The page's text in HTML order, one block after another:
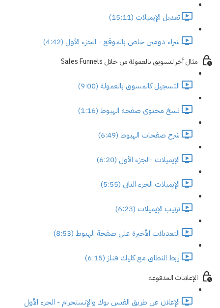
تعديل الإيميلات (15:11)
شراء دومين خاص بالموقع - الجزء الأول (4:42)
مثال أخر لتسويق بالعمولة من خلال Sales Funnels
التسجيل كالمسوق بالعمولة (9:00)
نسخ محتوى صفحة الهبوط (1:16)
شرح صفحات الهبوط (6:49)
الإيميلات -الجزء الأول (6:20)
الإيميلات الجزء الثاني (5:55)
ترتيب الإيميلات (6:23)
التعديلات الأخيرة على صفحة الهبوط (8:53)
ربط النطاق مع كليك فنلز (6:15)
الإعلانات المدفوعة
الإعلان عن طريق الفيس بوك والإنستجرام - الجزء الأول